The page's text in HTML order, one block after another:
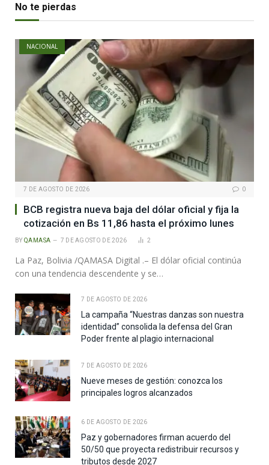
No te pierdas
NACIONAL
7 DE AGOSTO DE 2026 0
BCB registra nueva baja del dólar oficial y fija la
cotización en Bs 11,86 hasta el próximo lunes
BY QAMASA 7 DE AGOSTO DE 2026 2
La Paz, Bolivia /QAMASA Digital .– El dólar oficial continúa
con una tendencia descendente y se…
7 DE AGOSTO DE 2026
La campaña “Nuestras danzas son nuestra
identidad” consolida la defensa del Gran
Poder frente al plagio internacional
7 DE AGOSTO DE 2026
Nueve meses de gestión: conozca los
principales logros alcanzados
6 DE AGOSTO DE 2026
Paz y gobernadores firman acuerdo del
50/50 que proyecta redistribuir recursos y
tributos desde 2027